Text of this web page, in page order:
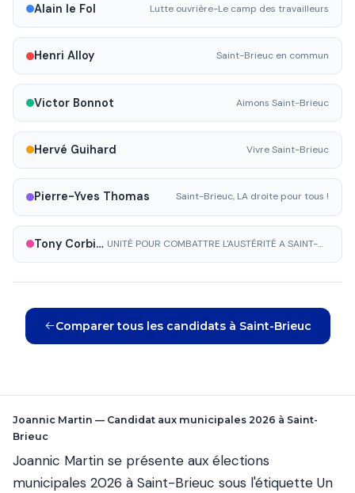
Alain le Fol Lutte ouvrière-Le camp des travailleurs
Henri Alloy Saint-Brieuc en commun
Victor Bonnot Aimons Saint-Brieuc
Hervé Guihard Vivre Saint-Brieuc
Pierre-Yves Thomas Saint-Brieuc, LA droite pour tous !
Tony Corbière UNITÉ POUR COMBATTRE L'AUSTÉRITÉ A SAINT-BRIEUC
Comparer tous les candidats à Saint-Brieuc
Joannic Martin — Candidat aux municipales 2026 à Saint-
Brieuc
Joannic Martin se présente aux élections
municipales 2026 à Saint-Brieuc sous l'étiquette Un